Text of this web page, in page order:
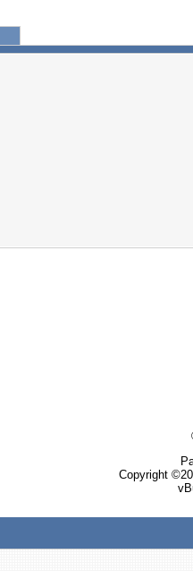
Copyright